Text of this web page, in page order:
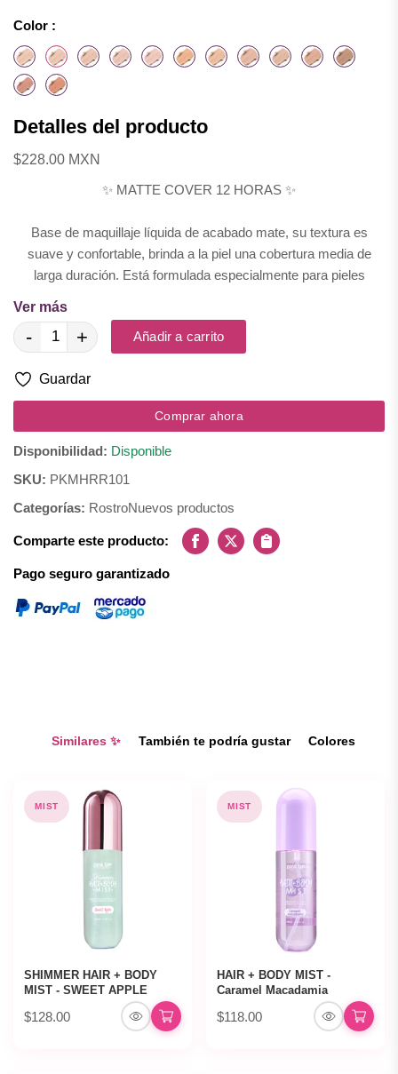
Color :
Detalles del producto
$228.00 MXN
✨ MATTE COVER 12 HORAS ✨
Base de maquillaje líquida de acabado mate, su textura es
suave y confortable, brinda a la piel una cobertura media de
larga duración. Está formulada especialmente para pieles
mixtas a grasas que necesitan controlar el brillo antiestético del
rostro.
Ver más
- + Añadir a carrito
Guardar
Comprar ahora
Disponibilidad: Disponible
SKU: PKMHRR101
Categorías: RostroNuevos productos
Comparte este producto: Facebook
X
Copiar
Pago seguro garantizado
Similares ✨ También te podría gustar Colores
MIST
SHIMMER HAIR + BODY
MIST - SWEET APPLE
$128.00
MIST
HAIR + BODY MIST -
Caramel Macadamia
$118.00